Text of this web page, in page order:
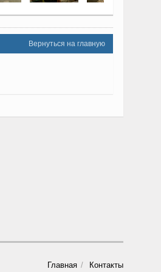
Вернуться на главную
Главная Контакты